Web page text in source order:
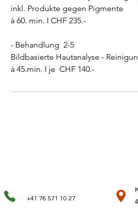
inkl. Produkte gegen Pigmente
à 60. min. I CHF 235.-
- Behandlung 2-5
Bildbasierte Hautanalyse -
à 45.min. I je CHF 140.-
+41 76 571 10 27